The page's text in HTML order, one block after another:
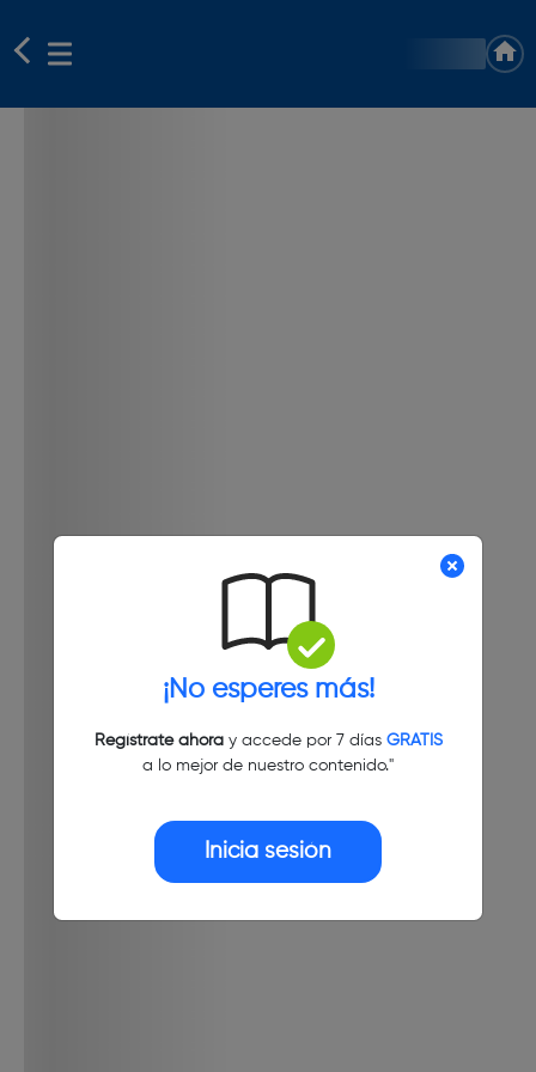
¡No esperes más!
Regístrate ahoray accede por 7 días GRATIS
a lo mejor de nuestro contenido."
Inicia sesión